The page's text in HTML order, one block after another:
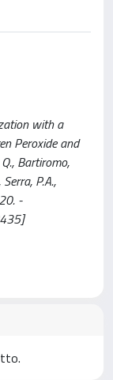
with a
Peroxide and
Bartiromo,
P.A.,
-